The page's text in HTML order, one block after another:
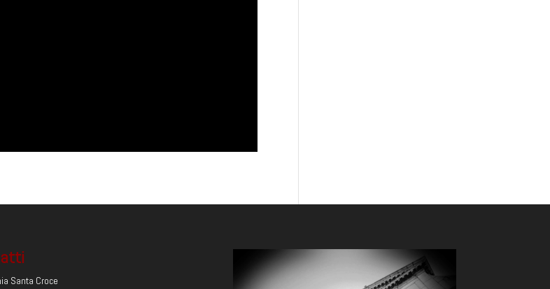
Santa Croce